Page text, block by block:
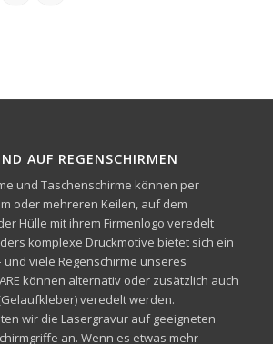
AUF REGENSCHIRMEN
und Taschenschirme können per
oder mehreren Keilen, auf dem
Hülle mit ihrem Firmenlogo veredelt
komplexe Druckmotive bietet sich ein
viele Regenschirme unseres
können alternativ oder zusätzlich auch
veredelt werden.
wir die Lasergravur auf geeigneten
an. Wenn es etwas mehr